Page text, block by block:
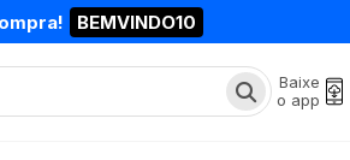
BEMVINDO10
Baixe
o app